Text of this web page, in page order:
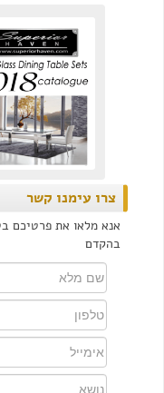
צרו עימנו קשר
אנא מלאו את פרטיכם
בהקדם